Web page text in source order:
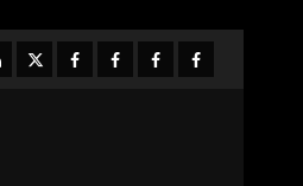
twitterfacebook-Facebook-
Facebook-Facebook-